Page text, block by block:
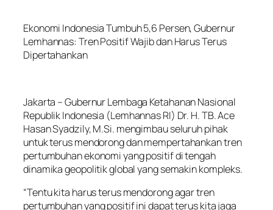
Ekonomi Indonesia Tumbuh 5,6 Persen, Gubernur
Lemhannas: Tren Positif Wajib dan Harus Terus
Dipertahankan
Jakarta – Gubernur Lembaga Ketahanan Nasional
Republik Indonesia (Lemhannas RI) Dr. H. TB. Ace
Hasan Syadzily, M.Si. mengimbau seluruh pihak
untuk terus mendorong dan mempertahankan tren
pertumbuhan ekonomi yang positif di tengah
dinamika geopolitik global yang semakin kompleks.
“Tentu kita harus terus mendorong agar tren
pertumbuhan yang positif ini dapat terus kita jaga